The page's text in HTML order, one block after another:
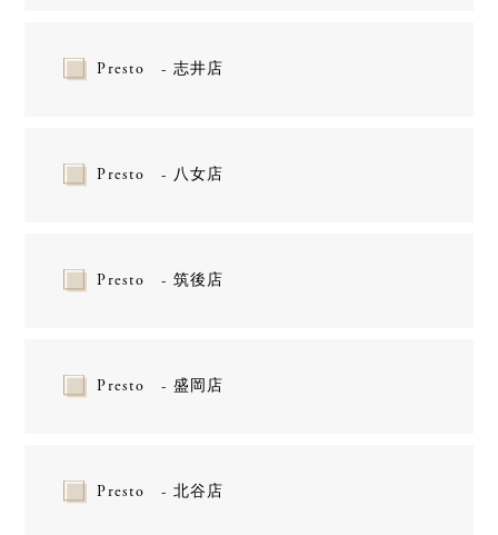
Presto - 志井店
Presto - 八女店
Presto - 筑後店
Presto - 盛岡店
Presto - 北谷店